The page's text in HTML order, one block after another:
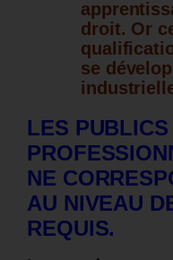
droit. Or
se
LES
NE
AU NIVEAU
REQUIS.